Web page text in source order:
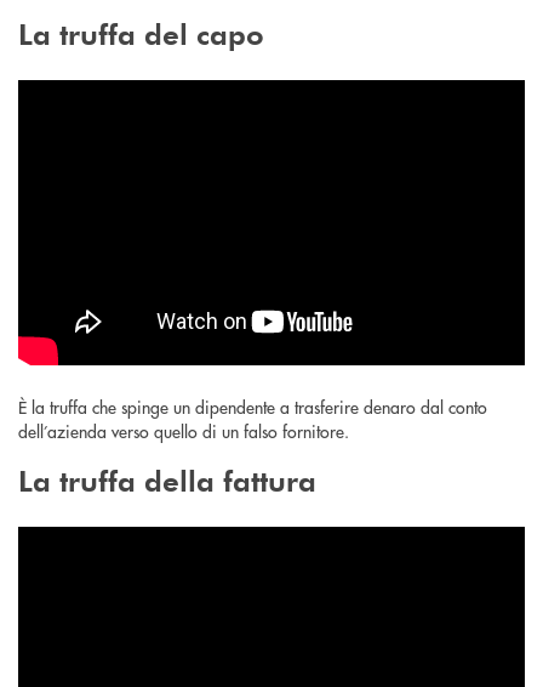
La truffa del capo
È la truffa che spinge un dipendente a trasferire denaro dal conto
dell’azienda verso quello di un falso fornitore.
La truffa della fattura